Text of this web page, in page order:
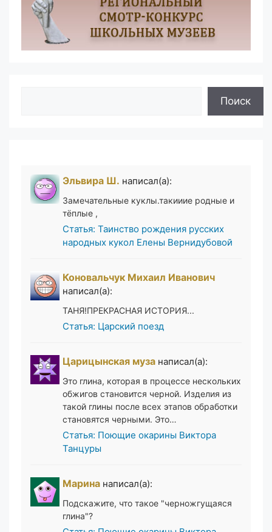
Поиск
Эльвира Ш. написал(а):
Замечательные куклы.такииие родные и
тёплые ,
Статья: Таинство рождения русских
народных кукол Елены Вернидубовой
Коновальчук Михаил Иванович
написал(а):
ТАНЯ!ПРЕКРАСНАЯ ИСТОРИЯ...
Статья: Царский поезд
Царицынская муза написал(а):
Это глина, которая в процессе нескольких
обжигов становится черной. Изделия из
такой глины после всех этапов обработки
становятся черными. Это…
Статья: Поющие окарины Виктора
Танцуры
Марина написал(а):
Подскажите, что такое "черножгущаяся
глина"?